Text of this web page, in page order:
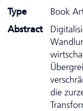
Type
Book
Abstract
die